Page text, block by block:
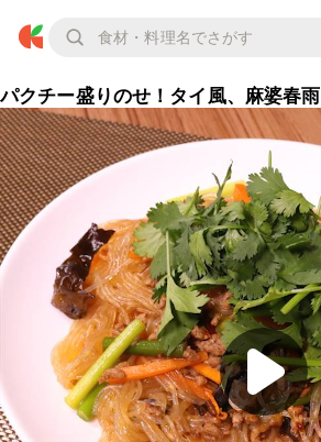
パクチー盛りのせ！タイ風、麻婆春雨